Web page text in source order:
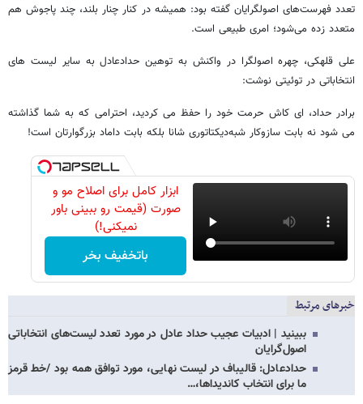
تعدد فهرست‌های اصولگرایان گفته بود: همیشه در کنار چنار بلند، چند پاجوش هم
متعدد زده می‌شود؛ امری طبیعی است.
علی قلهکی، چهره اصولگرا در واکنش به توهین حدادعادل به سایر لیست های
انتخاباتی در توئیتی نوشت:
برادر حداد، ای کاش حرمت خود را حفظ می کردید، احترامی که به شما گذاشته
می شود نه بابت سازوکار شبه‌دیکتاتوری شانا بلکه بابت داماد بزرگوارتان است!
ابزار کامل برای اصلاح مو و
صورت (قیمت رو ببینی باور
نمیکنی!)
باتخفیف بخر
خبرهای مرتبط
ببینید | ادبیات عجیب حداد عادل در مورد تعدد لیست‌های انتخاباتی
اصول‌گرایان
حدادعادل: قالیباف در لیست نهایی، مورد توافق همه بود /خط قرمز
ما برای انتخاب کاندیداها،…